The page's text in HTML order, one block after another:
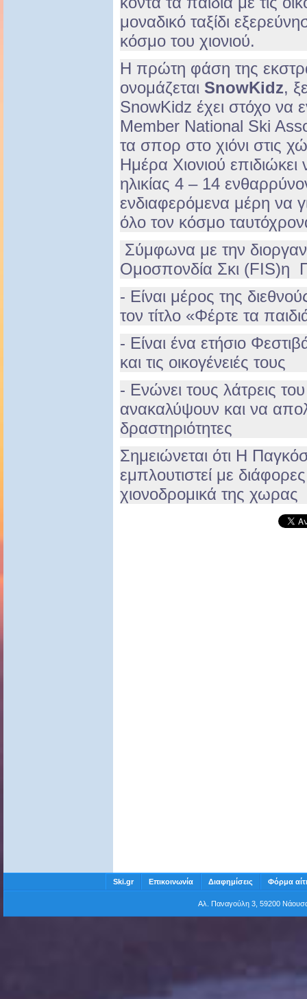
μοναδικό ταξίδι
κόσμο του χιονιού.
Η πρώτη φάση της
ονομάζεται SnowKidz,
SnowKidz έχει στόχο να
Member National Ski
τα σπορ στο χιόνι στις
Ημέρα Χιονιού
ηλικίας 4 – 14
ενδιαφερόμενα μέρη να
όλο τον κόσμο
Σύμφωνα με την
Ομοσπονδία Σκι (FIS)η
- Είναι μέρος της
τον τίτλο «Φέρτε τα
- Είναι ένα ετήσιο
και τις οικογένειές τους
- Ενώνει τους λάτρεις του
ανακαλύψουν και να
δραστηριότητες
Σημειώνεται ότι Η
εμπλουτιστεί με
χιονοδρομικά της χωρας
Ski.gr Επικοινωνία Διαφημίσεις Φόρμα
Αλ. Παναγούλη 3, 59200